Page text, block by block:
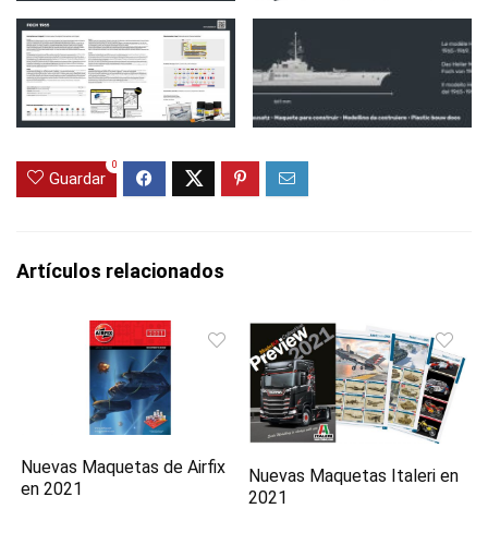
Guardar
0
Artículos relacionados
Nuevas Maquetas de Airfix
en 2021
Nuevas Maquetas Italeri en
2021